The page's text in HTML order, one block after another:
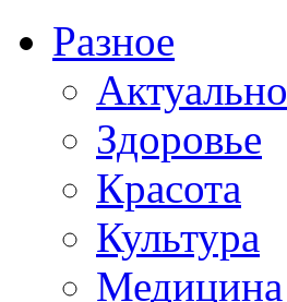
Разное
Актуально
Здоровье
Красота
Культура
Медицина